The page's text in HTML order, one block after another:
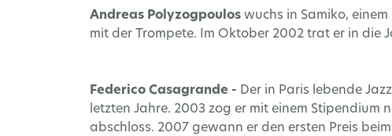
Andreas Polyzogpoulos wuchs in Samiko,
mit der Trompete. Im Oktober 2002 trat er in die
Federico Casagrande - Der in Paris lebende
letzten Jahre. 2003 zog er mit einem Stipendium
abschloss. 2007 gewann er den ersten Preis